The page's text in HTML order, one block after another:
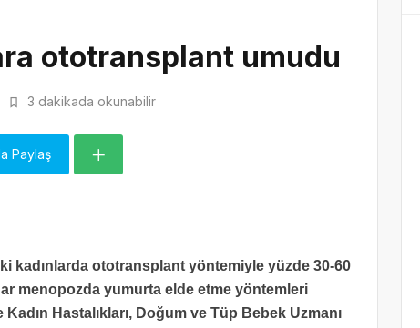
ototransplant umudu
3 dakikada okunabilir
Paylaş
kadınlarda ototransplant yöntemiyle yüzde 30-60
menopozda yumurta elde etme yöntemleri
Hastalıkları, Doğum ve Tüp Bebek Uzmanı